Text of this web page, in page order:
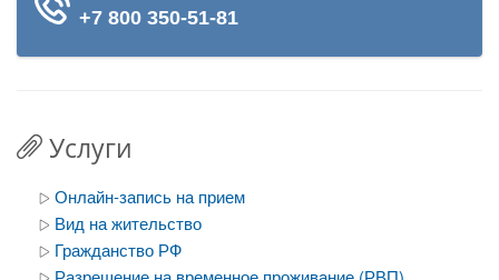
Услуги
Онлайн-запись на прием
Вид на жительство
Гражданство РФ